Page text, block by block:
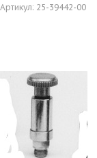
Артикул: 25-39442-00